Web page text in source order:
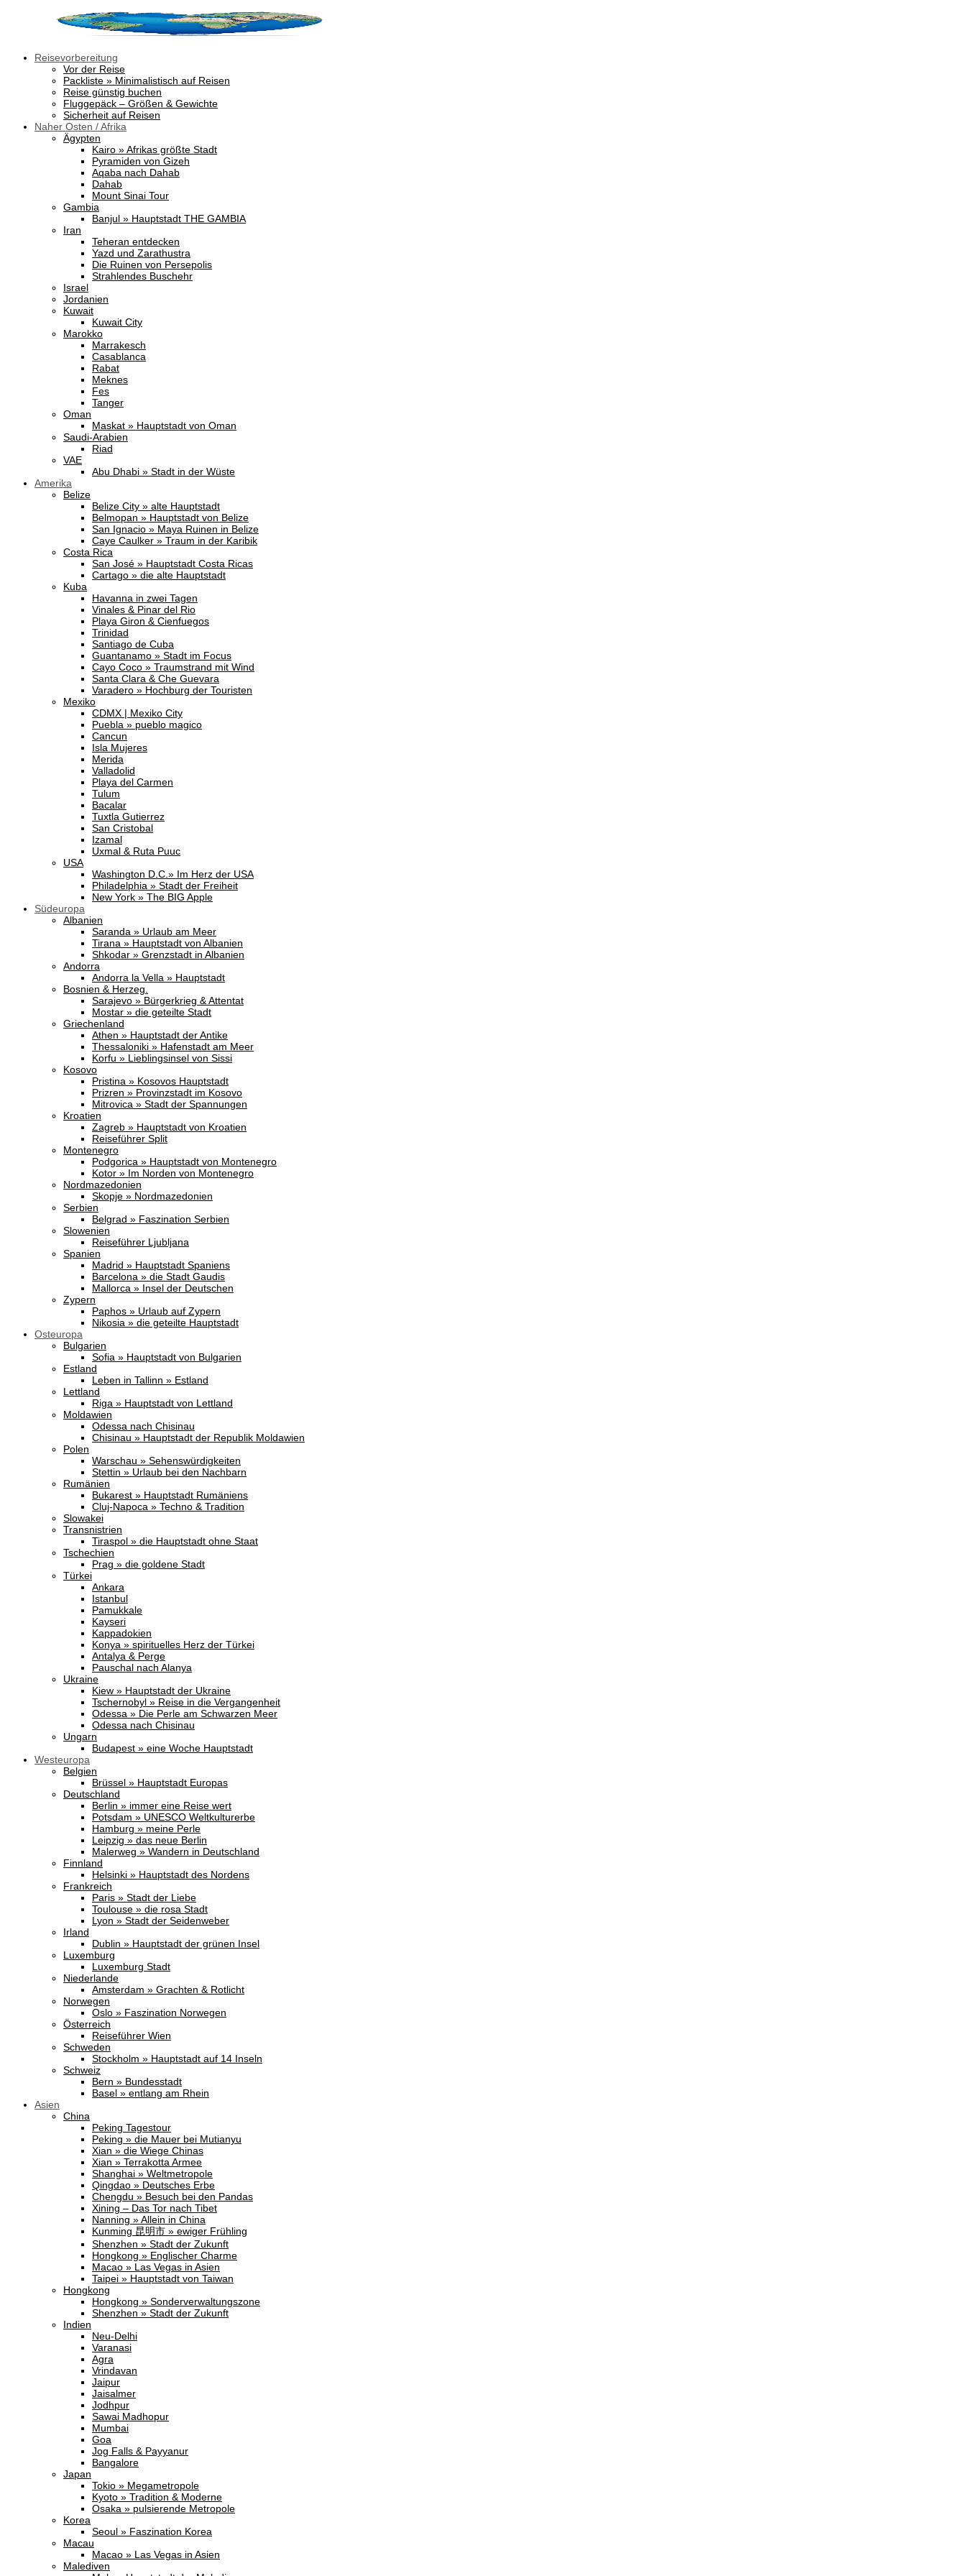
Reisevorbereitung
Vor der Reise
Packliste » Minimalistisch auf Reisen
Reise günstig buchen
Fluggepäck – Größen & Gewichte
Sicherheit auf Reisen
Naher Osten / Afrika
Ägypten
Kairo » Afrikas größte Stadt
Pyramiden von Gizeh
Aqaba nach Dahab
Dahab
Mount Sinai Tour
Gambia
Banjul » Hauptstadt THE GAMBIA
Iran
Teheran entdecken
Yazd und Zarathustra
Die Ruinen von Persepolis
Strahlendes Buschehr
Israel
Jordanien
Kuwait
Kuwait City
Marokko
Marrakesch
Casablanca
Rabat
Meknes
Fes
Tanger
Oman
Maskat » Hauptstadt von Oman
Saudi-Arabien
Riad
VAE
Abu Dhabi » Stadt in der Wüste
Amerika
Belize
Belize City » alte Hauptstadt
Belmopan » Hauptstadt von Belize
San Ignacio » Maya Ruinen in Belize
Caye Caulker » Traum in der Karibik
Costa Rica
San José » Hauptstadt Costa Ricas
Cartago » die alte Hauptstadt
Kuba
Havanna in zwei Tagen
Vinales & Pinar del Rio
Playa Giron & Cienfuegos
Trinidad
Santiago de Cuba
Guantanamo » Stadt im Focus
Cayo Coco » Traumstrand mit Wind
Santa Clara & Che Guevara
Varadero » Hochburg der Touristen
Mexiko
CDMX | Mexiko City
Puebla » pueblo magico
Cancun
Isla Mujeres
Merida
Valladolid
Playa del Carmen
Tulum
Bacalar
Tuxtla Gutierrez
San Cristobal
Izamal
Uxmal & Ruta Puuc
USA
Washington D.C.» Im Herz der USA
Philadelphia » Stadt der Freiheit
New York » The BIG Apple
Südeuropa
Albanien
Saranda » Urlaub am Meer
Tirana » Hauptstadt von Albanien
Shkodar » Grenzstadt in Albanien
Andorra
Andorra la Vella » Hauptstadt
Bosnien & Herzeg.
Sarajevo » Bürgerkrieg & Attentat
Mostar » die geteilte Stadt
Griechenland
Athen » Hauptstadt der Antike
Thessaloniki » Hafenstadt am Meer
Korfu » Lieblingsinsel von Sissi
Kosovo
Pristina » Kosovos Hauptstadt
Prizren » Provinzstadt im Kosovo
Mitrovica » Stadt der Spannungen
Kroatien
Zagreb » Hauptstadt von Kroatien
Reiseführer Split
Montenegro
Podgorica » Hauptstadt von Montenegro
Kotor » Im Norden von Montenegro
Nordmazedonien
Skopje » Nordmazedonien
Serbien
Belgrad » Faszination Serbien
Slowenien
Reiseführer Ljubljana
Spanien
Madrid » Hauptstadt Spaniens
Barcelona » die Stadt Gaudis
Mallorca » Insel der Deutschen
Zypern
Paphos » Urlaub auf Zypern
Nikosia » die geteilte Hauptstadt
Osteuropa
Bulgarien
Sofia » Hauptstadt von Bulgarien
Estland
Leben in Tallinn » Estland
Lettland
Riga » Hauptstadt von Lettland
Moldawien
Odessa nach Chisinau
Chisinau » Hauptstadt der Republik Moldawien
Polen
Warschau » Sehenswürdigkeiten
Stettin » Urlaub bei den Nachbarn
Rumänien
Bukarest » Hauptstadt Rumäniens
Cluj-Napoca » Techno & Tradition
Slowakei
Transnistrien
Tiraspol » die Hauptstadt ohne Staat
Tschechien
Prag » die goldene Stadt
Türkei
Ankara
Istanbul
Pamukkale
Kayseri
Kappadokien
Konya » spirituelles Herz der Türkei
Antalya & Perge
Pauschal nach Alanya
Ukraine
Kiew » Hauptstadt der Ukraine
Tschernobyl » Reise in die Vergangenheit
Odessa » Die Perle am Schwarzen Meer
Odessa nach Chisinau
Ungarn
Budapest » eine Woche Hauptstadt
Westeuropa
Belgien
Brüssel » Hauptstadt Europas
Deutschland
Berlin » immer eine Reise wert
Potsdam » UNESCO Weltkulturerbe
Hamburg » meine Perle
Leipzig » das neue Berlin
Malerweg » Wandern in Deutschland
Finnland
Helsinki » Hauptstadt des Nordens
Frankreich
Paris » Stadt der Liebe
Toulouse » die rosa Stadt
Lyon » Stadt der Seidenweber
Irland
Dublin » Hauptstadt der grünen Insel
Luxemburg
Luxemburg Stadt
Niederlande
Amsterdam » Grachten & Rotlicht
Norwegen
Oslo » Faszination Norwegen
Österreich
Reiseführer Wien
Schweden
Stockholm » Hauptstadt auf 14 Inseln
Schweiz
Bern » Bundesstadt
Basel » entlang am Rhein
Asien
China
Peking Tagestour
Peking » die Mauer bei Mutianyu
Xian » die Wiege Chinas
Xian » Terrakotta Armee
Shanghai » Weltmetropole
Qingdao » Deutsches Erbe
Chengdu » Besuch bei den Pandas
Xining – Das Tor nach Tibet
Nanning » Allein in China
Kunming 昆明市 » ewiger Frühling
Shenzhen » Stadt der Zukunft
Hongkong » Englischer Charme
Macao » Las Vegas in Asien
Taipei » Hauptstadt von Taiwan
Hongkong
Hongkong » Sonderverwaltungszone
Shenzhen » Stadt der Zukunft
Indien
Neu-Delhi
Varanasi
Agra
Vrindavan
Jaipur
Jaisalmer
Jodhpur
Sawai Madhopur
Mumbai
Goa
Jog Falls & Payyanur
Bangalore
Japan
Tokio » Megametropole
Kyoto » Tradition & Moderne
Osaka » pulsierende Metropole
Korea
Seoul » Faszination Korea
Macau
Macao » Las Vegas in Asien
Malediven